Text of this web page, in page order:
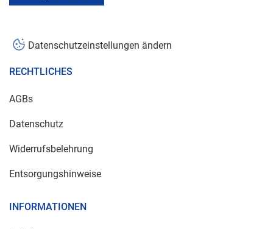
Datenschutzeinstellungen ändern
RECHTLICHES
AGBs
Datenschutz
Widerrufsbelehrung
Entsorgungshinweise
INFORMATIONEN